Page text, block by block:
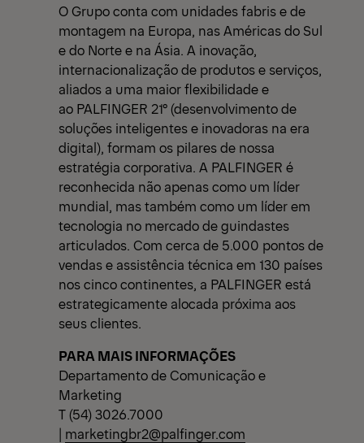
O Grupo conta com unidades fabris e de
montagem na Europa, nas Américas do Sul
e do Norte e na Ásia. A inovação,
internacionalização de produtos e serviços,
aliados a uma maior flexibilidade e
ao PALFINGER 21° (desenvolvimento de
soluções inteligentes e inovadoras na era
digital), formam os pilares de nossa
estratégia corporativa. A PALFINGER é
reconhecida não apenas como um líder
mundial, mas também como um líder em
tecnologia no mercado de guindastes
articulados. Com cerca de 5.000 pontos de
vendas e assistência técnica em 130 países
nos cinco continentes, a PALFINGER está
estrategicamente alocada próxima aos
seus clientes.
PARA MAIS INFORMAÇÕES
Departamento de Comunicação e
Marketing
T (54) 3026.7000
| marketingbr2@palfinger.com